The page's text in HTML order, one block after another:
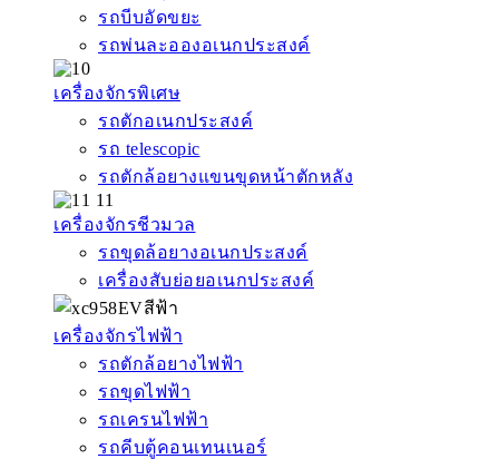
รถบีบอัดขยะ
รถพ่นละอองอเนกประสงค์
เครื่องจักรพิเศษ
รถตักอเนกประสงค์
รถ telescopic
รถตักล้อยางแขนขุดหน้าตักหลัง
เครื่องจักรชีวมวล
รถขุดล้อยางอเนกประสงค์
เครื่องสับย่อยอเนกประสงค์
เครื่องจักรไฟฟ้า
รถตักล้อยางไฟฟ้า
รถขุดไฟฟ้า
รถเครนไฟฟ้า
รถคีบตู้คอนเทนเนอร์